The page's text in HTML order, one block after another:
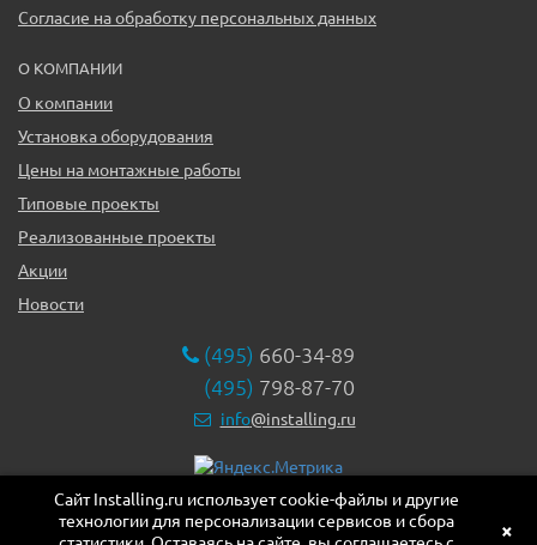
Согласие на обработку персональных данных
О КОМПАНИИ
О компании
Установка оборудования
Цены на монтажные работы
Типовые проекты
Реализованные проекты
Акции
Новости
(495) 660-34-89
(495) 798-87-70
info@installing.ru
119331, г. Москва ул. Марии Ульяновой дом 17а, этаж 2,
офис 10
Сайт Installing.ru использует cookie-файлы и другие
технологии для персонализации сервисов и сбора
×